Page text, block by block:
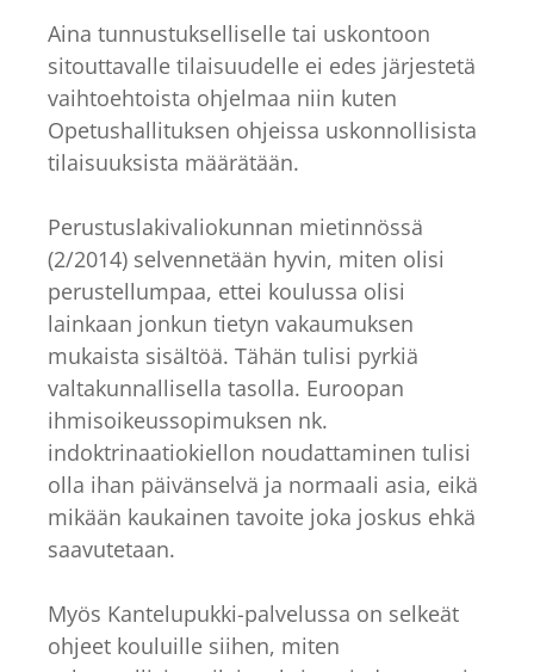
Aina tunnustukselliselle tai uskontoon
sitouttavalle tilaisuudelle ei edes järjestetä
vaihtoehtoista ohjelmaa niin kuten
Opetushallituksen ohjeissa uskonnollisista
tilaisuuksista määrätään.
Perustuslakivaliokunnan mietinnössä
(2/2014) selvennetään hyvin, miten olisi
perustellumpaa, ettei koulussa olisi
lainkaan jonkun tietyn vakaumuksen
mukaista sisältöä. Tähän tulisi pyrkiä
valtakunnallisella tasolla. Euroopan
ihmisoikeussopimuksen nk.
indoktrinaatiokiellon noudattaminen tulisi
olla ihan päivänselvä ja normaali asia, eikä
mikään kaukainen tavoite joka joskus ehkä
saavutetaan.
Myös Kantelupukki-palvelussa on selkeät
ohjeet kouluille siihen, miten